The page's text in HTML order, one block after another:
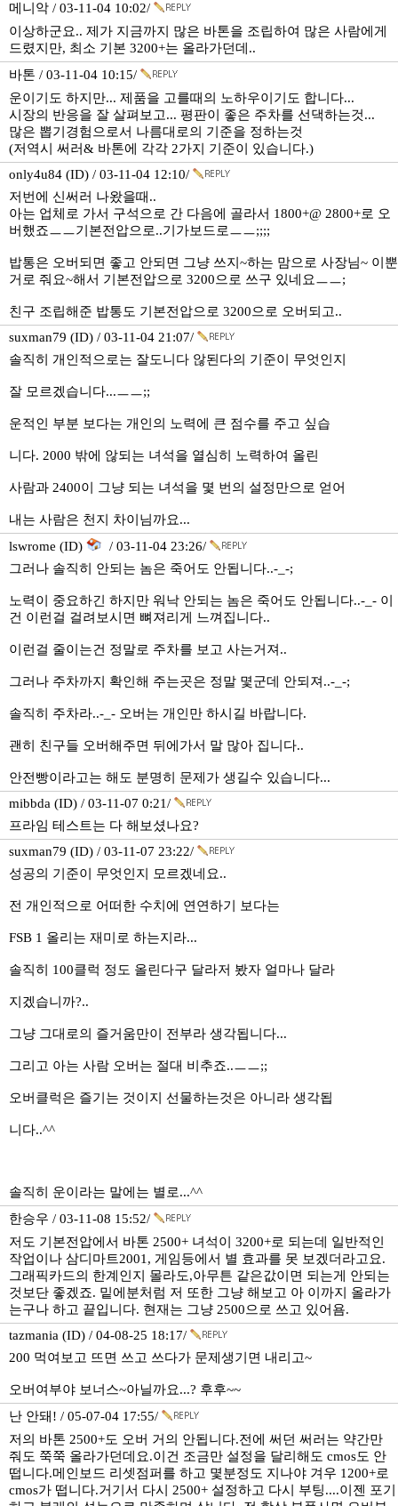
메니악 / 03-11-04 10:02/
이상하군요.. 제가 지금까지 많은 바톤을 조립하여 많은 사람에게
드렸지만, 최소 기본 3200+는 올라가던데..
바톤 / 03-11-04 10:15/
운이기도 하지만... 제품을 고를때의 노하우이기도 합니다...
시장의 반응을 잘 살펴보고... 평판이 좋은 주차를 선댁하는것...
많은 뽑기경험으로서 나름대로의 기준을 정하는것
(저역시 써러& 바톤에 각각 2가지 기준이 있습니다.)
only4u84 (ID) / 03-11-04 12:10/
저번에 신써러 나왔을때..
아는 업체로 가서 구석으로 간 다음에 골라서 1800+@ 2800+로 오
버했죠ㅡㅡ기본전압으로..기가보드로ㅡㅡ;;;;
밥통은 오버되면 좋고 안되면 그냥 쓰지~하는 맘으로 사장님~ 이뿐
거로 줘요~해서 기본전압으로 3200으로 쓰구 있네요ㅡㅡ;
친구 조립해준 밥통도 기본전압으로 3200으로 오버되고..
suxman79 (ID) / 03-11-04 21:07/
솔직히 개인적으로는 잘도니다 않된다의 기준이 무엇인지
잘 모르겠습니다...ㅡㅡ;;
운적인 부분 보다는 개인의 노력에 큰 점수를 주고 싶습
니다. 2000 밖에 않되는 녀석을 열심히 노력하여 올린
사람과 2400이 그냥 되는 녀석을 몇 번의 설정만으로 얻어
내는 사람은 천지 차이님까요...
lswrome (ID)
/ 03-11-04 23:26/
그러나 솔직히 안되는 놈은 죽어도 안됩니다..-_-;
노력이 중요하긴 하지만 워낙 안되는 놈은 죽어도 안됩니다..-_- 이
건 이런걸 걸려보시면 뼈져리게 느껴집니다..
이런걸 줄이는건 정말로 주차를 보고 사는거져..
그러나 주차까지 확인해 주는곳은 정말 몇군데 안되져..-_-;
솔직히 주차라..-_- 오버는 개인만 하시길 바랍니다.
괜히 친구들 오버해주면 뒤에가서 말 많아 집니다..
안전빵이라고는 해도 분명히 문제가 생길수 있습니다...
mibbda (ID) / 03-11-07 0:21/
프라임 테스트는 다 해보셨나요?
suxman79 (ID) / 03-11-07 23:22/
성공의 기준이 무엇인지 모르겠네요..
전 개인적으로 어떠한 수치에 연연하기 보다는
FSB 1 올리는 재미로 하는지라...
솔직히 100클럭 정도 올린다구 달라저 봤자 얼마나 달라
지겠습니까?..
그냥 그대로의 즐거움만이 전부라 생각됩니다...
그리고 아는 사람 오버는 절대 비추죠..ㅡㅡ;;
오버클럭은 즐기는 것이지 선물하는것은 아니라 생각됩
니다..^^
솔직히 운이라는 말에는 별로...^^
한승우 / 03-11-08 15:52/
저도 기본전압에서 바톤 2500+ 녀석이 3200+로 되는데 일반적인
작업이나 삼디마트2001, 게임등에서 별 효과를 못 보겠더라고요.
그래픽카드의 한계인지 몰라도,아무튼 같은값이면 되는게 안되는
것보단 좋겠죠. 밑에분처럼 저 또한 그냥 해보고 아 이까지 올라가
는구나 하고 끝입니다. 현재는 그냥 2500으로 쓰고 있어욤.
tazmania (ID) / 04-08-25 18:17/
200 먹여보고 뜨면 쓰고 쓰다가 문제생기면 내리고~
오버여부야 보너스~아닐까요...? 후후~~
난 안돼! / 05-07-04 17:55/
저의 바톤 2500+도 오버 거의 안됩니다.전에 써던 써러는 약간만
줘도 쭉쭉 올라가던데요.이건 조금만 설정을 달리해도 cmos도 안
떱니다.메인보드 리셋점퍼를 하고 몇분정도 지나야 겨우 1200+로
cmos가 떱니다.거기서 다시 2500+ 설정하고 다시 부팅....이젠 포기